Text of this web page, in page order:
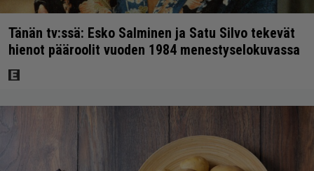
Tänän tv:ssä: Esko Salminen ja Satu Silvo tekevät
hienot pääroolit vuoden 1984 menestyselokuvassa